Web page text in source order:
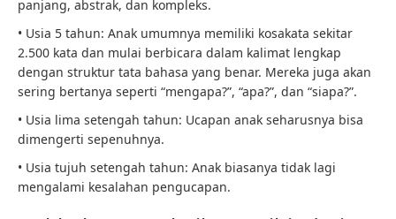
panjang, abstrak, dan kompleks.
• Usia 5 tahun: Anak umumnya memiliki kosakata sekitar
2.500 kata dan mulai berbicara dalam kalimat lengkap
dengan struktur tata bahasa yang benar. Mereka juga akan
sering bertanya seperti “mengapa?”, “apa?”, dan “siapa?”.
• Usia lima setengah tahun: Ucapan anak seharusnya bisa
dimengerti sepenuhnya.
• Usia tujuh setengah tahun: Anak biasanya tidak lagi
mengalami kesalahan pengucapan.